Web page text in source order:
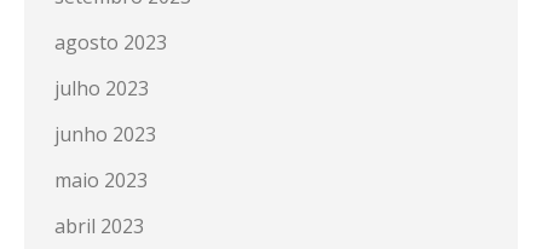
agosto 2023
julho 2023
junho 2023
maio 2023
abril 2023